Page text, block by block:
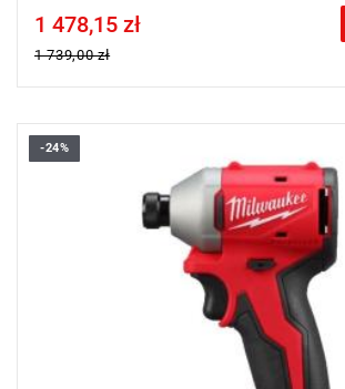
Price tax included
1 478,15 zł
1 739,00 zł
Wyprzedaż z magazynu. Pozostały 2 sztuki w
Bardzo wydajna, kompaktowa zakrętarka
bezszczotkowym, idealna dla profesjonalistów i
majsterkowiczów.
-24%